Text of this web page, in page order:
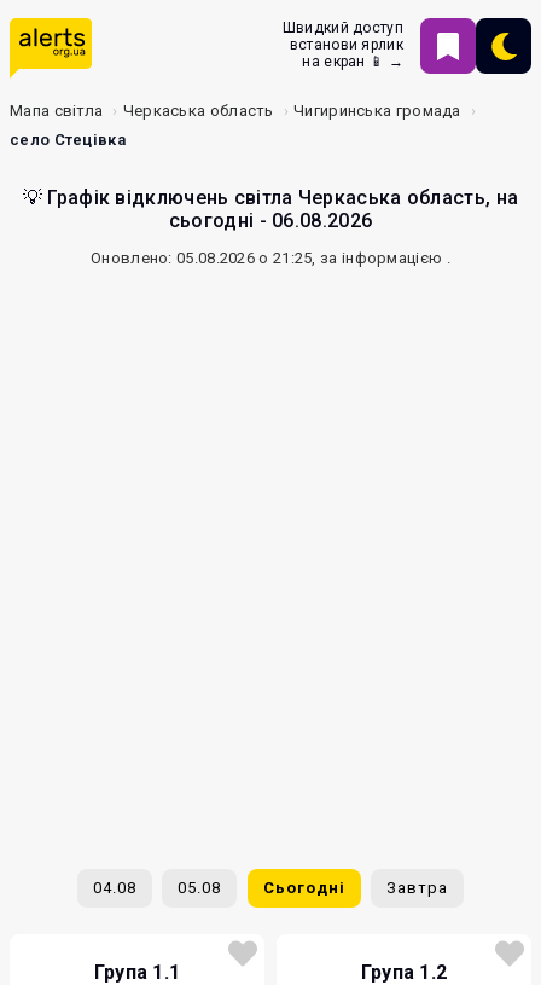
Швидкий доступ
встанови ярлик
на екран 📱 →
Мапа світла Черкаська область
Чигиринська громада
село Стецівка
💡 Графік відключень світла Черкаська область, на
сьогодні - 06.08.2026
Оновлено: 05.08.2026 о 21:25, за інформацією .
04.08 05.08 Сьогодні Завтра
Група 1.1 Група 1.2